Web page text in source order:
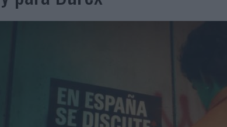
‘EL PARAÍSO MÁS CERCA’, DE 22GRADOS PARA LOPESAN HOTELS & RESORTS